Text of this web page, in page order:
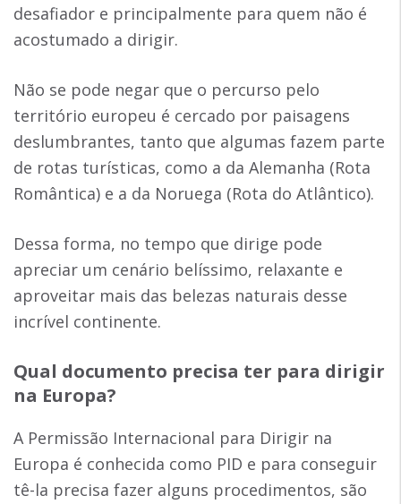
desafiador e principalmente para quem não é
acostumado a dirigir.
Não se pode negar que o percurso pelo
território europeu é cercado por paisagens
deslumbrantes, tanto que algumas fazem parte
de rotas turísticas, como a da Alemanha (Rota
Romântica) e a da Noruega (Rota do Atlântico).
Dessa forma, no tempo que dirige pode
apreciar um cenário belíssimo, relaxante e
aproveitar mais das belezas naturais desse
incrível continente.
Qual documento precisa ter para dirigir
na Europa?
A Permissão Internacional para Dirigir na
Europa é conhecida como PID e para conseguir
tê-la precisa fazer alguns procedimentos, são